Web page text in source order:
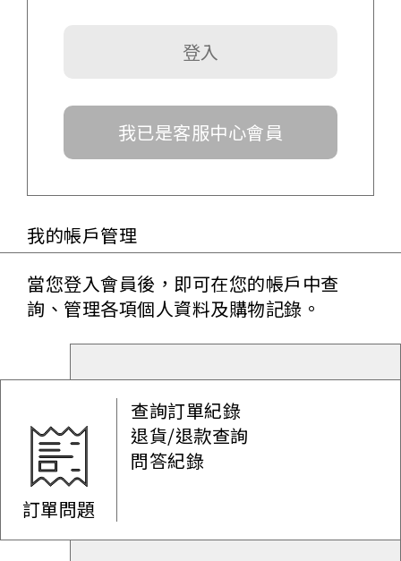
我已是客服中心會員
我的帳戶管理
當您登入會員後，即可在您的帳戶中查
詢、管理各項個人資料及購物記錄。
訂單問題
查詢訂單紀錄
退貨/退款查詢
問答紀錄